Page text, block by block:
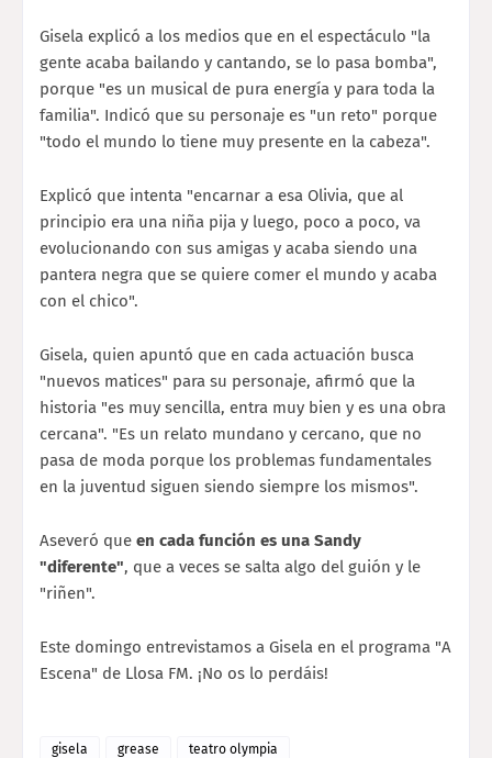
Gisela explicó a los medios que en el espectáculo "la
gente acaba bailando y cantando, se lo pasa bomba",
porque "es un musical de pura energía y para toda la
familia". Indicó que su personaje es "un reto" porque
"todo el mundo lo tiene muy presente en la cabeza".
Explicó que intenta "encarnar a esa Olivia, que al
principio era una niña pija y luego, poco a poco, va
evolucionando con sus amigas y acaba siendo una
pantera negra que se quiere comer el mundo y acaba
con el chico".
Gisela, quien apuntó que en cada actuación busca
"nuevos matices" para su personaje, afirmó que la
historia "es muy sencilla, entra muy bien y es una obra
cercana". "Es un relato mundano y cercano, que no
pasa de moda porque los problemas fundamentales
en la juventud siguen siendo siempre los mismos".
Aseveró que en cada función es una Sandy
"diferente", que a veces se salta algo del guión y le
"riñen".
Este domingo entrevistamos a Gisela en el programa "A
Escena" de Llosa FM. ¡No os lo perdáis!
gisela grease teatro olympia